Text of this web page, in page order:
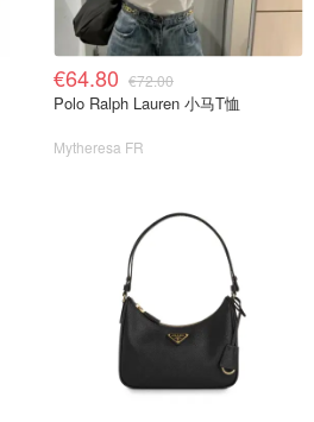
€64.80 €72.00
Polo Ralph Lauren 小马T恤
Mytheresa FR